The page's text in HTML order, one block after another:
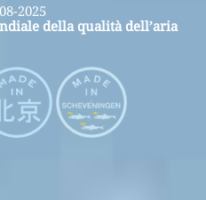
2025
della qualità dell’aria